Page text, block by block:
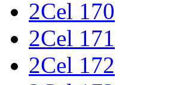
2Cel 170
2Cel 171
2Cel 172